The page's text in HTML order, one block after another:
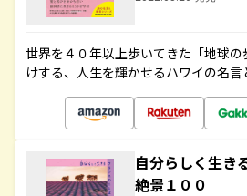
世界を４０年以上歩いてきた「地球
けする、人生を輝かせるハワイの名
自分らしく生き
絶景１００